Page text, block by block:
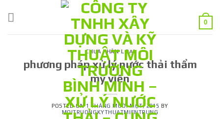
0
CHƯA PHÂN LOẠI
phương pháp xử lý nước thải thẩm
mỹ viện
POSTED ON1 THÁNG MƯỜI MỘT, 2015 BY
MOITRUONGKYTHUATMIENTRUNG